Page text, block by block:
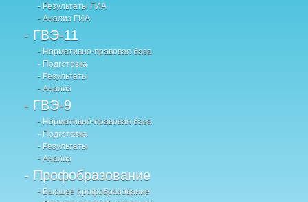
- Результаты ГИА
- Анализ ГИА
- ГВЭ-11
- Нормативно-правовая база
- Подготовка
- Результаты
- Анализ
- ГВЭ-9
- Нормативно-правовая база
- Подготовка
- Результаты
- Анализ
- Профобразование
- Высшее профобразование